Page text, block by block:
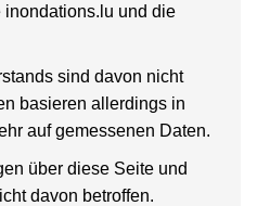
inondations.lu und die
sind davon nicht
basieren allerdings in
auf gemessenen Daten.
über diese Seite und
davon betroffen.